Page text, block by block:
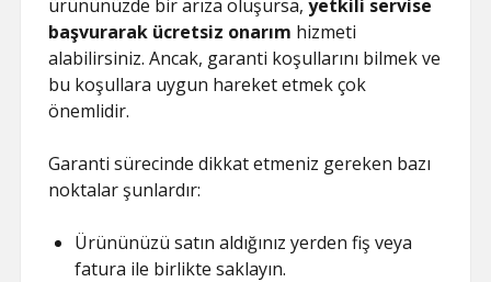
ürününüzde bir arıza oluşursa,yetkili servise
başvurarak ücretsiz onarım hizmeti
alabilirsiniz. Ancak, garanti koşullarını bilmek ve
bu koşullara uygun hareket etmek çok
önemlidir.
Garanti sürecinde dikkat etmeniz gereken bazı
noktalar şunlardır:
Ürününüzü satın aldığınız yerden fiş veya
fatura ile birlikte saklayın.